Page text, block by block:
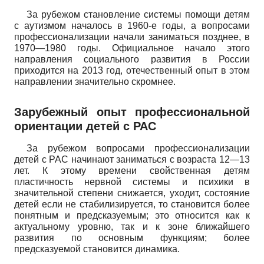
За рубежом становление системы помощи детям
с аутизмом началось в 1960-е годы, а вопросами
профессионализации начали заниматься позднее, в
1970—1980 годы. Официальное начало этого
направления социального развития в России
приходится на 2013 год, отечественный опыт в этом
направлении значительно скромнее.
Зарубежный опыт профессиональной
ориентации детей с РАС
За рубежом вопросами профессионализации
детей с РАС начинают заниматься с возраста 12—13
лет. К этому времени свойственная детям
пластичность нервной системы и психики в
значительной степени снижается, уходит, состояние
детей если не стабилизируется, то становится более
понятным и предсказуемым; это относится как к
актуальному уровню, так и к зоне ближайшего
развития по основным функциям; более
предсказуемой становится динамика.